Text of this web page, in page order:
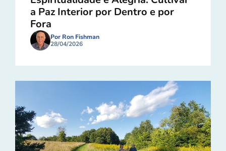
a Paz Interior por Dentro e por
Fora
Por Ron Fishman
28/04/2026